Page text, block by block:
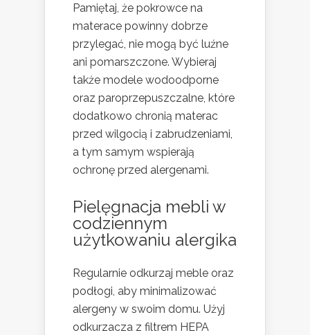
Pamiętaj, że pokrowce na
materace powinny dobrze
przylegać, nie mogą być luźne
ani pomarszczone. Wybieraj
także modele wodoodporne
oraz paroprzepuszczalne, które
dodatkowo chronią materac
przed wilgocią i zabrudzeniami,
a tym samym wspierają
ochronę przed alergenami.
Pielęgnacja mebli w
codziennym
użytkowaniu alergika
Regularnie odkurzaj meble oraz
podłogi, aby minimalizować
alergeny w swoim domu. Użyj
odkurzacza z filtrem HEPA